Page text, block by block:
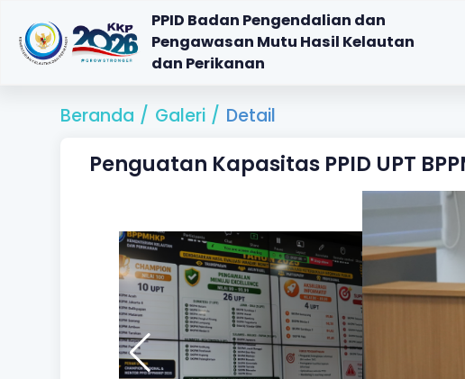
PPID Badan Pengendalian dan
Pengawasan Mutu Hasil Kelautan
dan Perikanan
Beranda / Galeri / Detail
Penguatan Kapasitas PPID UPT